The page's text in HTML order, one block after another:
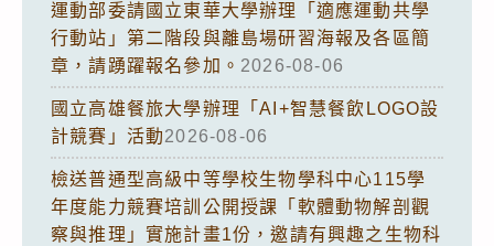
運動部委請國立東華大學辦理「適應運動共學
行動站」第二階段與離島場研習海報及各區簡
章，請踴躍報名參加。 2026-08-06
國立高雄餐旅大學辦理「AI+智慧餐飲LOGO設
計競賽」活動2026-08-06
檢送普通型高級中等學校生物學科中心115學
年度能力競賽培訓公開授課「軟體動物解剖觀
察與推理」實施計畫1份，邀請有興趣之生物科